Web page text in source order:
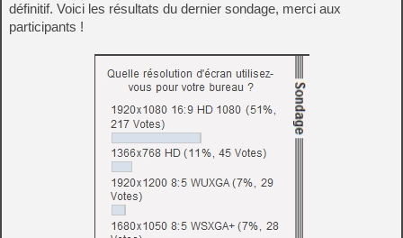
définitif. Voici les résultats du dernier sondage, merci aux
participants !